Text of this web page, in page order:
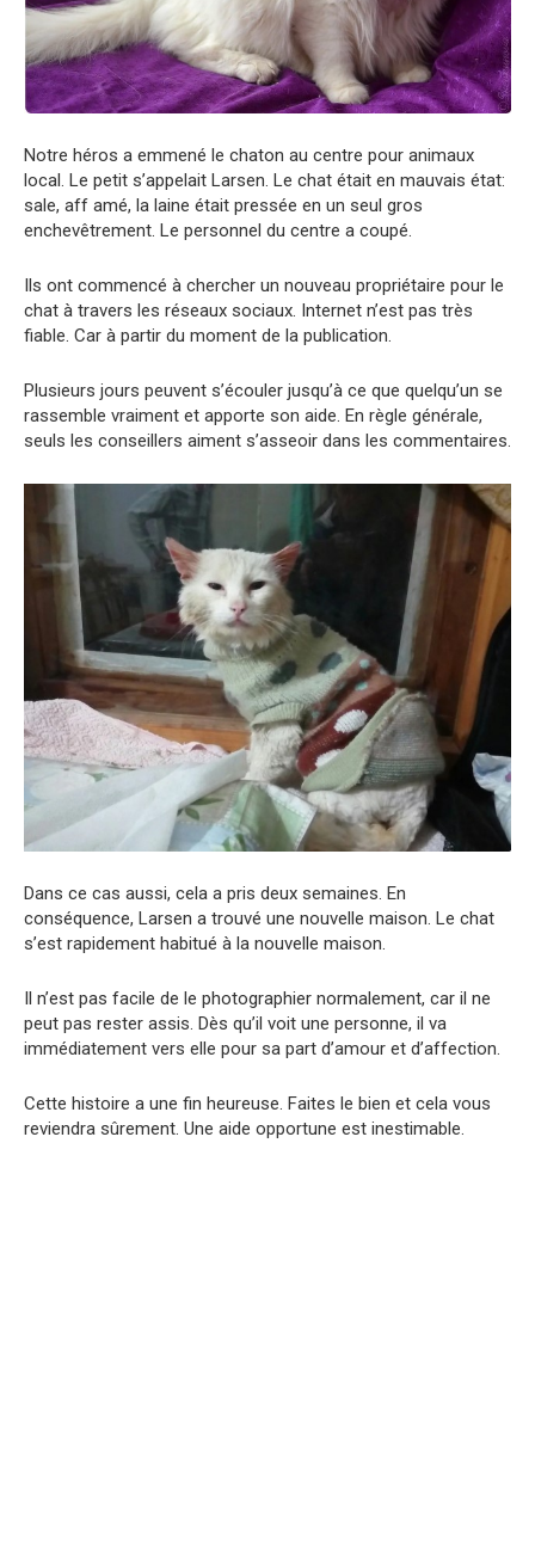
Notre héros a emmené le chaton au centre pour animaux
local. Le petit s’appelait Larsen. Le chat était en mauvais état:
sale, aff amé, la laine était pressée en un seul gros
enchevêtrement. Le personnel du centre a coupé.
Ils ont commencé à chercher un nouveau propriétaire pour le
chat à travers les réseaux sociaux. Internet n’est pas très
fiable. Car à partir du moment de la publication.
Plusieurs jours peuvent s’écouler jusqu’à ce que quelqu’un se
rassemble vraiment et apporte son aide. En règle générale,
seuls les conseillers aiment s’asseoir dans les commentaires.
Dans ce cas aussi, cela a pris deux semaines. En
conséquence, Larsen a trouvé une nouvelle maison. Le chat
s’est rapidement habitué à la nouvelle maison.
Il n’est pas facile de le photographier normalement, car il ne
peut pas rester assis. Dès qu’il voit une personne, il va
immédiatement vers elle pour sa part d’amour et d’affection.
Cette histoire a une fin heureuse. Faites le bien et cela vous
reviendra sûrement. Une aide opportune est inestimable.